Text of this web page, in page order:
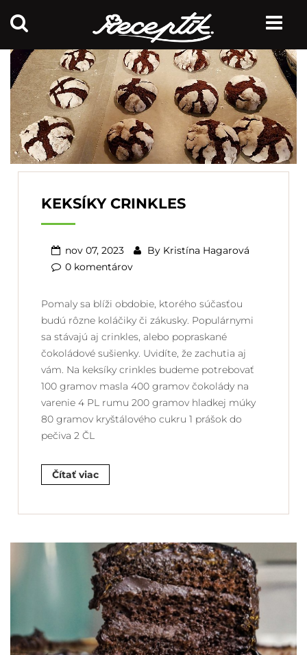
KEKSÍKY CRINKLES
nov 07, 2023 By Kristína Hagarová
0 komentárov
Pomaly sa blíži obdobie, ktorého súčasťou
budú rôzne koláčiky či zákusky. Populárnymi
sa stávajú aj crinkles, alebo popraskané
čokoládové sušienky. Uvidíte, že zachutia aj
vám. Na keksíky crinkles budeme potrebovať
100 gramov masla 400 gramov čokolády na
varenie 4 PL rumu 200 gramov hladkej múky
80 gramov kryštálového cukru 1 prášok do
pečiva 2 ČL
Čítať viac